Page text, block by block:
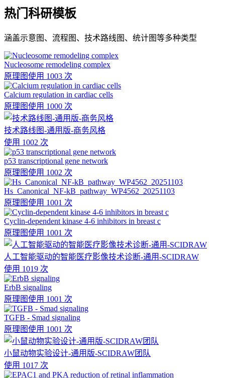
热门科研模板
涵盖示意图、流程图、技术路线图、统计图等多种类型
Nucleosome remodeling complex
原理图使用 1003 次
Calcium regulation in cardiac cells
原理图使用 1000 次
技术路线图-通用版-商务风格
使用 1002 次
p53 transcriptional gene network
原理图使用 1002 次
Hs_Canonical_NF-kB_pathway_WP4562_20251103
原理图使用 1001 次
Cyclin-dependent kinase 4-6 inhibitors in breast c
原理图使用 1001 次
人工智能驱动的智能医疗影像技术诊断-通用-SCIDRAW
使用 1019 次
ErbB signaling
原理图使用 1001 次
TGFB - Smad signaling
原理图使用 1001 次
小鼠动物实验设计-通用版-SCIDRAW团队
使用 1017 次